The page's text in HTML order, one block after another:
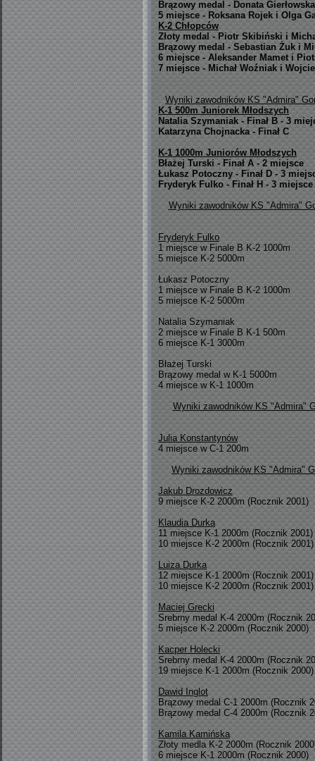
Brązowy medal - Donata
5 miejsce - Roksana Rojek i Olga
K-2 Chłopców
Złoty medal - Piotr Skibiński i
Brązowy medal - Sebastian Żuk i
6 miejsce - Aleksander Mamet i
7 miejsce - Michał Woźniak i
Wyniki zawodników KS "Admira"
K-1 500m Juniorek Młodszych
Natalia Szymaniak - Finał B - 3
Katarzyna Chojnacka - Finał C
K-1 1000m Juniorów Młodszych
Błażej Turski - Finał A - 2 miejsce
Łukasz Potoczny - Finał D - 3
Fryderyk Fulko - Finał H - 3 miejsce
Wyniki zawodników KS "Admira"
Fryderyk Fulko
1 miejsce w Finale B K-2 1000m
5 miejsce K-2 5000m
Łukasz Potoczny
1 miejsce w Finale B K-2 1000m
5 miejsce K-2 5000m
Natalia Szymaniak
2 miejsce w Finale B K-1 500m
6 miejsce K-1 3000m
Błażej Turski
Brązowy medal w K-1 5000m
4 miejsce w K-1 1000m
Wyniki zawodników KS "Admira"
Julia Konstantynów
4 miejsce w C-1 200m
Wyniki zawodników KS "Admira"
Jakub Drozdowicz
9 miejsce K-2 2000m (Rocznik 2001)
Klaudia Durka
11 miejsce K-1 2000m (Rocznik 2001)
10 miejsce K-2 2000m (Rocznik 2001)
Luiza Durka
12 miejsce K-1 2000m (Rocznik 2001)
10 miejsce K-2 2000m (Rocznik 2001)
Maciej Grecki
Srebrny medal K-4 2000m (Rocznik
5 miejsce K-2 2000m (Rocznik 2000)
Kacper Holecki
Srebrny medal K-4 2000m (Rocznik
19 miejsce K-1 2000m (Rocznik 2000)
Dawid Inglot
Brązowy medal C-1 2000m (Rocznik
Brązowy medal C-4 2000m (Rocznik
Kamila Kamińska
Złoty medla K-2 2000m (Rocznik
6 miejsce K-1 2000m (Rocznik 2000)